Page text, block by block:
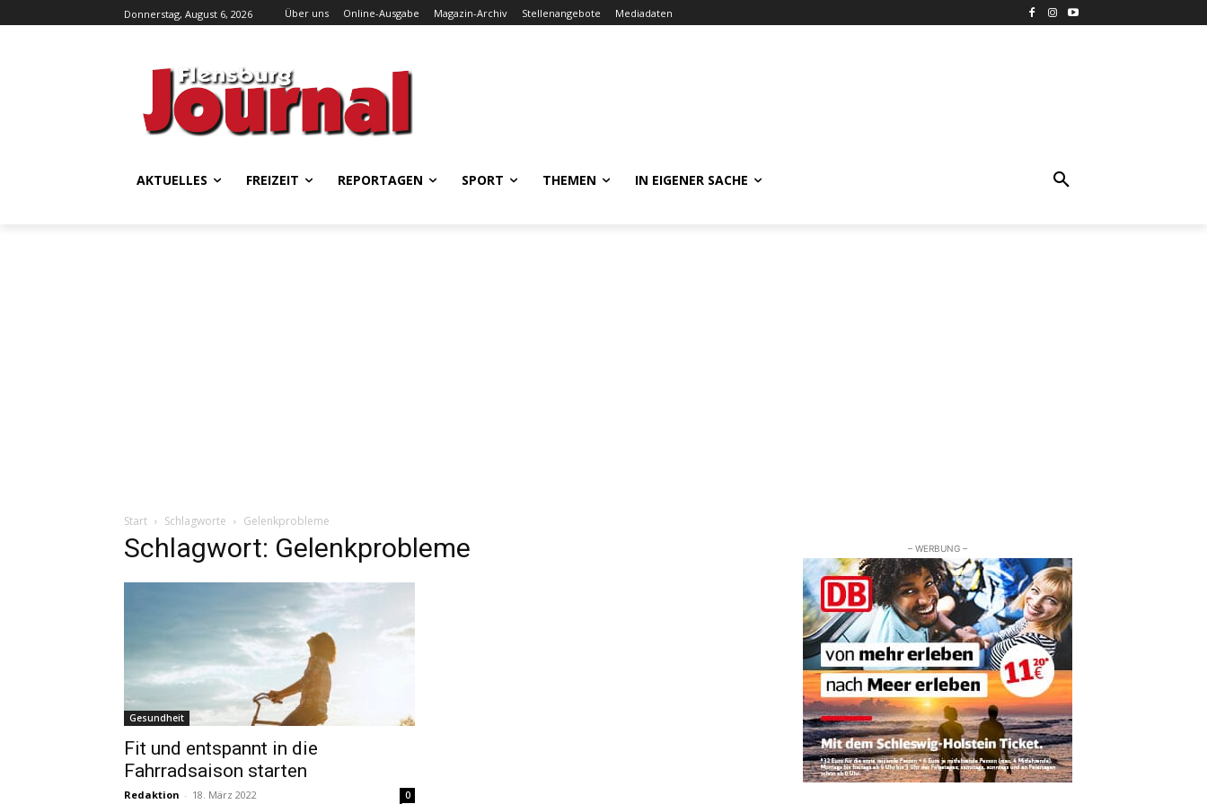
Donnerstag, August 6, 2026 Über uns Online-Ausgabe Magazin-Archiv Stellenangebote Mediadaten
AKTUELLES FREIZEIT REPORTAGEN SPORT THEMEN IN EIGENER SACHE
Start Schlagworte Gelenkprobleme
Schlagwort: Gelenkprobleme
Gesundheit
Fit und entspannt in die
Fahrradsaison starten
Redaktion - 18. März 2022 0
– WERBUNG –